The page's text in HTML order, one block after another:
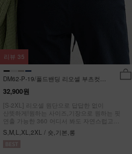
DM62-P-19/폴드밴딩 리오셀 부츠컷팬
츠_HR
32,900원
[S-2XL] 리오셀 원단으로 답답한 없이
산뜻하게!원하는 사이즈,기장으로 원하는 핏
연출 가능한 360 어디서 봐도 자연스럽고
균형잡힌 부츠컷 팬츠
S,M,L,XL,2XL / 숏,기본,롱
리뷰 35